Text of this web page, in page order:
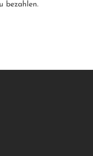
bezahlen.